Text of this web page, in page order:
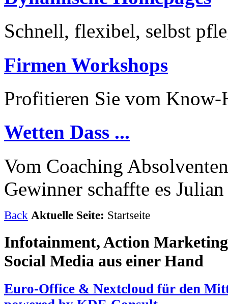
Schnell, flexibel, selbst
Firmen
Workshops
Profitieren Sie vom
Wetten
Dass ...
Vom Coaching
Gewinner schaffte es
Infotainment, Action
Social Media aus einer Hand
Euro-Office & Nextcloud für den
powered by KDF-Consult